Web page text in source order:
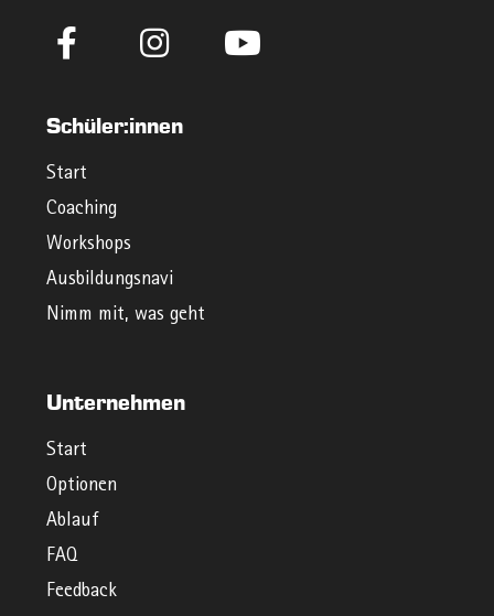
Schüler:innen
Start
Coaching
Workshops
Ausbildungsnavi
Nimm mit, was geht
Unternehmen
Start
Optionen
Ablauf
FAQ
Feedback